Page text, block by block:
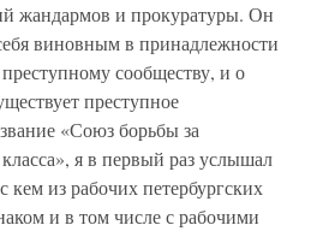
жандармов и прокуратуры. Он
виновным в принадлежности
сообществу, и о
преступное
«Союз борьбы за
я в первый раз услышал
кем из рабочих петербургских
и в том числе с рабочими